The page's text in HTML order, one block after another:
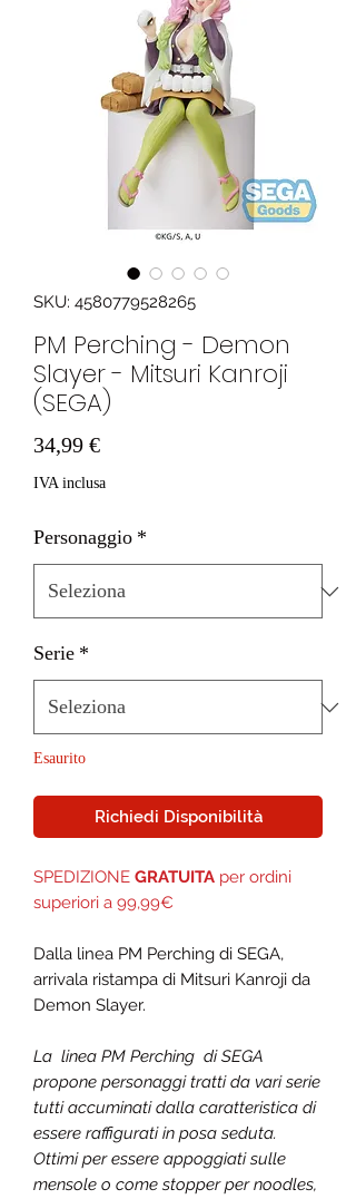
SKU: 4580779528265
PM Perching - Demon
Slayer - Mitsuri Kanroji
(SEGA)
34,99 €Prezzo
IVA inclusa
Personaggio *
Serie *
Esaurito
Richiedi Disponibilità
SPEDIZIONE GRATUITA per ordini
superiori a 99,99€
Dalla linea PM Perching di SEGA,
arrivala ristampa di Mitsuri Kanroji da
Demon Slayer.
La linea PM Perching di SEGA
propone personaggi tratti da vari serie
tutti accuminati dalla caratteristica di
essere raffigurati in posa seduta.
Ottimi per essere appoggiati sulle
mensole o come stopper per noodles,